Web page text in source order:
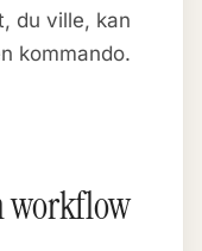
du ville, kan
kommando.
workflow